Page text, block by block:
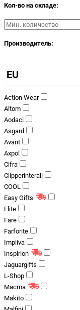
Кол-во на складе:
Производитель:
EU
Action Wear
Altom
Aodaci
Asgard
Avant
Axpol
Cifra
Clipperinterall
COOL
Easy Gifts
Elite
Fare
Farforite
Impliva
Inspirion
Jaguargifts
L-Shop
Macma
Makito